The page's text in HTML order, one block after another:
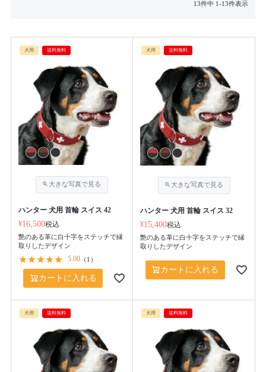
13件中 1-13件表示
犬用 送料無料
ハンター 犬用 首輪 スイス 42
¥16,500税込
艶のある革に白十字をステッチで縁
取りしたデザイン
5.00（ 1 ）
カートに入れる
犬用 送料無料
ハンター 犬用 首輪 スイス 32
¥15,400税込
艶のある革に白十字をステッチで縁
取りしたデザイン
カートに入れる
犬用 送料無料 犬用 送料無料